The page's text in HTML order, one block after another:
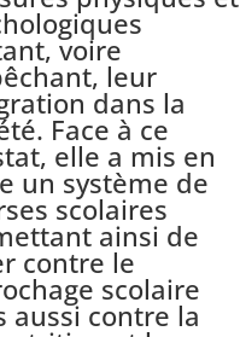
voire
leur
dans la
Face à ce
elle a mis en
un système de
scolaires
ainsi de
contre le
scolaire
aussi contre la